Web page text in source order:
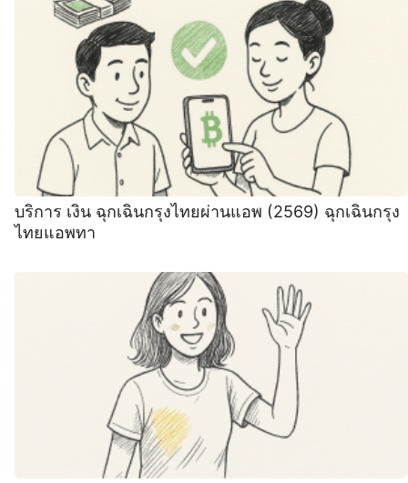
บริการ เงิน ฉุกเฉินกรุงไทยผ่านแอพ (2569) ฉุกเฉินกรุง
ไทยแอพทา